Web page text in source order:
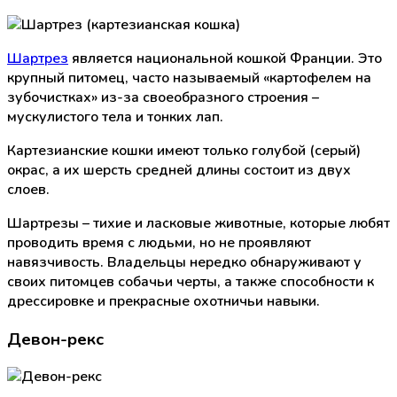
Шартрез является национальной кошкой Франции. Это
крупный питомец, часто называемый «картофелем на
зубочистках» из-за своеобразного строения –
мускулистого тела и тонких лап.
Картезианские кошки имеют только голубой (серый)
окрас, а их шерсть средней длины состоит из двух
слоев.
Шартрезы – тихие и ласковые животные, которые любят
проводить время с людьми, но не проявляют
навязчивость. Владельцы нередко обнаруживают у
своих питомцев собачьи черты, а также способности к
дрессировке и прекрасные охотничьи навыки.
Девон-рекс